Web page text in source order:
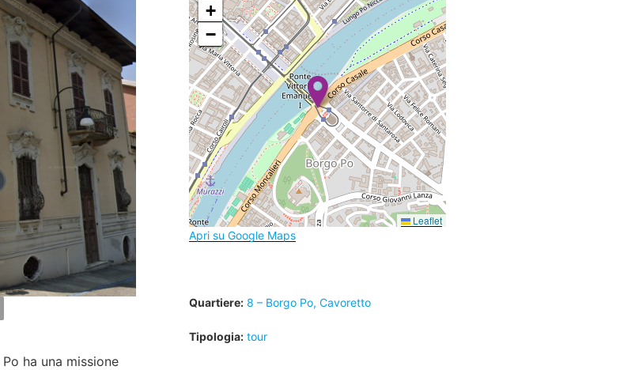
ha una missione
+
−
Leaflet
Apri su Google Maps
Quartiere: 8 – Borgo Po, Cavoretto
Tipologia: tour